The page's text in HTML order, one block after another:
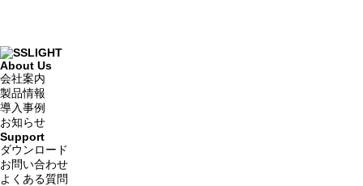
About Us
会社案内
製品情報
導入事例
お知らせ
Support
ダウンロード
お問い合わせ
よくある質問